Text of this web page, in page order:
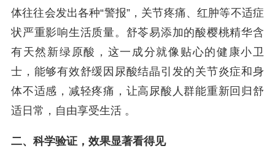
体往往会发出各种“警报”，关节疼痛、红肿等不适症
状严重影响生活质量。舒苓易添加的酸樱桃精华含
有天然新绿原酸，这一成分就像贴心的健康小卫
士，能够有效舒缓因尿酸结晶引发的关节炎症和身
体不适感，减轻疼痛，让高尿酸人群能重新回归舒
适日常，自由享受生活 。
二、科学验证，效果显著看得见